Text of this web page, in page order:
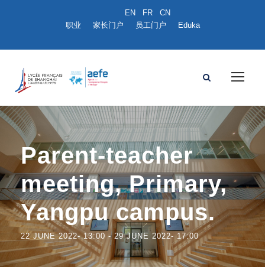
职业 家长门户 员工门户 Eduka
Parent-teacher
meeting, Primary,
Yangpu campus.
22 JUNE 2022- 13:00 - 29 JUNE 2022- 17:00